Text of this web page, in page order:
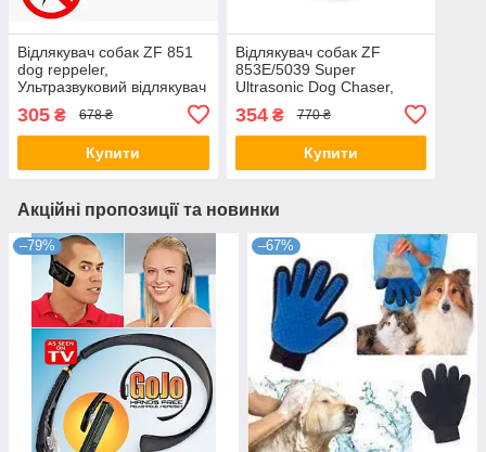
Відлякувач собак ZF 851
dog reppeler,
Ультразвуковий відлякувач
305 ₴ 678 ₴
Купити
Відлякувач собак ZF
853E/5039 Super
Ultrasonic Dog Chaser,
Ультразвуковий відлякувач
тварин із ліхтариком
354₴ 770 ₴
Купити
Акційні пропозиції та новинки
–79% –67%